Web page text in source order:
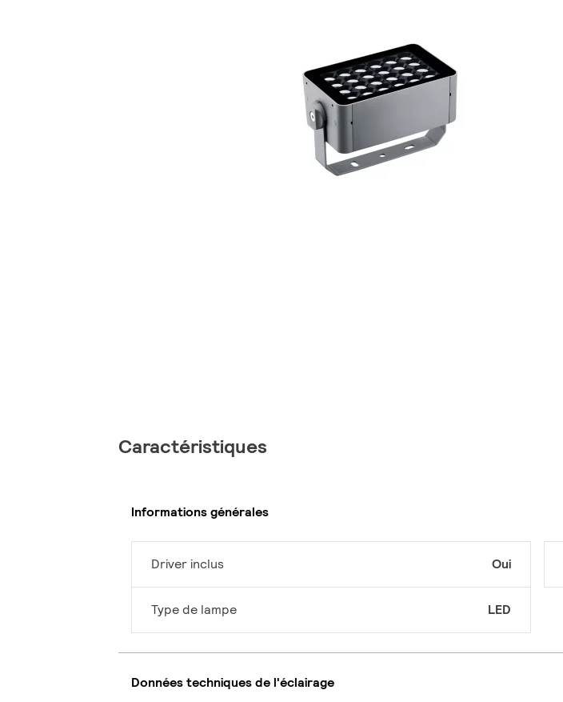
Caractéristiques
Informations générales
Driver inclus Oui
Type de lampe LED
Données techniques de l'éclairage